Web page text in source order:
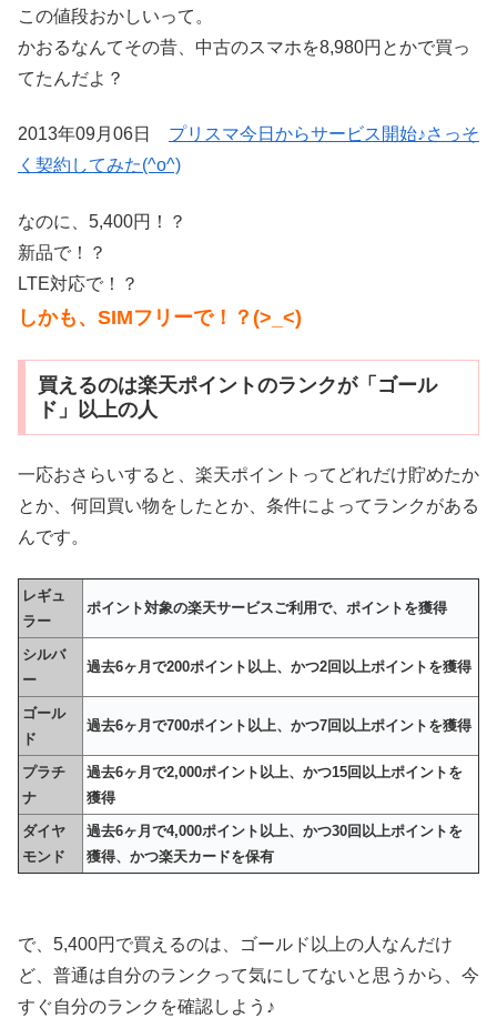
この値段おかしいって。
かおるなんてその昔、中古のスマホを8,980円とかで買っ
てたんだよ？
2013年09月06日 プリスマ今日からサービス開始♪さっそ
く契約してみた(^o^)
なのに、5,400円！？
新品で！？
LTE対応で！？
しかも、SIMフリーで！？(>_<)
買えるのは楽天ポイントのランクが「ゴール
ド」以上の人
一応おさらいすると、楽天ポイントってどれだけ貯めたか
とか、何回買い物をしたとか、条件によってランクがある
んです。
レギュ
ラー
ポイント対象の楽天サービスご利用で、ポイントを獲得
シルバ
ー
過去6ヶ月で200ポイント以上、かつ2回以上ポイントを獲得
ゴール
ド
過去6ヶ月で700ポイント以上、かつ7回以上ポイントを獲得
プラチ
ナ
過去6ヶ月で2,000ポイント以上、かつ15回以上ポイントを
獲得
ダイヤ
モンド
過去6ヶ月で4,000ポイント以上、かつ30回以上ポイントを
獲得、かつ楽天カードを保有
で、5,400円で買えるのは、ゴールド以上の人なんだけ
ど、普通は自分のランクって気にしてないと思うから、今
すぐ自分のランクを確認しよう♪